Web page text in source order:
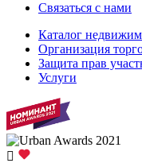
Связаться с нами
Каталог
Организация
Защита прав
Услуги